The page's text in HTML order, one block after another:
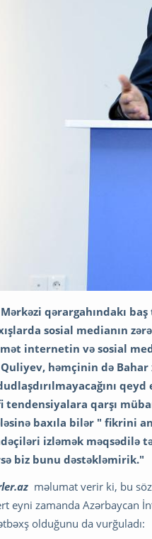
Mərkəzi qərargahındakı
sosial medianın
internetin və sosial
Quliyev, həmçinin də
tendensiyalara qarşı
baxıla bilər " fikrini
izləmək məqsədilə
biz bunu dəstəkləmirik."
məlumat verir ki, bu
eyni zamanda Azərbaycan
olduğunu da vurğuladı: